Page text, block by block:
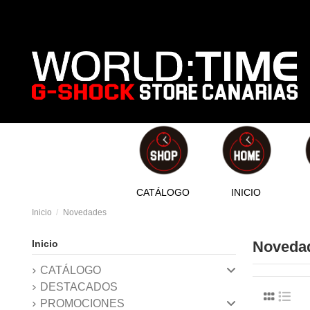
CATÁLOGO INICIO
Inicio Novedades
Inicio
CATÁLOGO
DESTACADOS
PROMOCIONES